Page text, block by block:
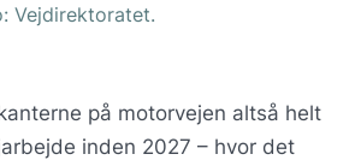
Vejdirektoratet.
på motorvejen altså helt
inden 2027 – hvor det